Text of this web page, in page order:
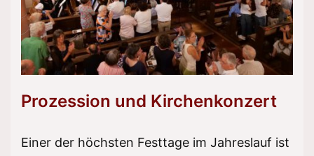
Prozession und Kirchenkonzert
Einer der höchsten Festtage im Jahreslauf ist